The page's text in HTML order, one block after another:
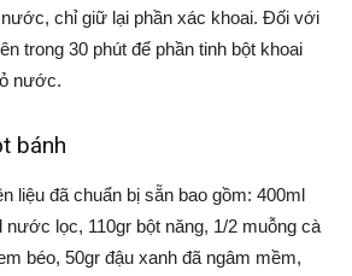
chỉ giữ lại phần xác khoai. Đối với
trong 30 phút để phần tinh bột khoai
nước.
bánh
liệu đã chuẩn bị sẵn bao gồm: 400ml
lọc, 110gr bột năng, 1/2 muỗng cà
béo, 50gr đậu xanh đã ngâm mềm,